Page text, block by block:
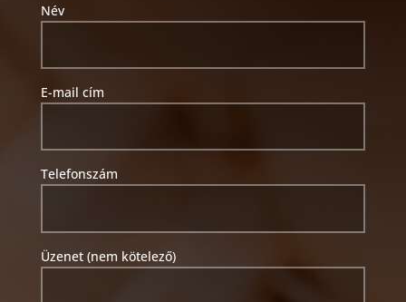
Név
E-mail cím
Telefonszám
Üzenet (nem kötelező)